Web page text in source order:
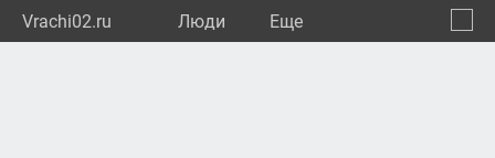
Vrachi02.ru Люди Eще